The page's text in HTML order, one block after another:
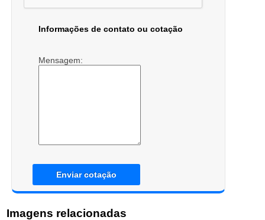
Informações de contato ou cotação
Mensagem:
Enviar cotação
Imagens relacionadas